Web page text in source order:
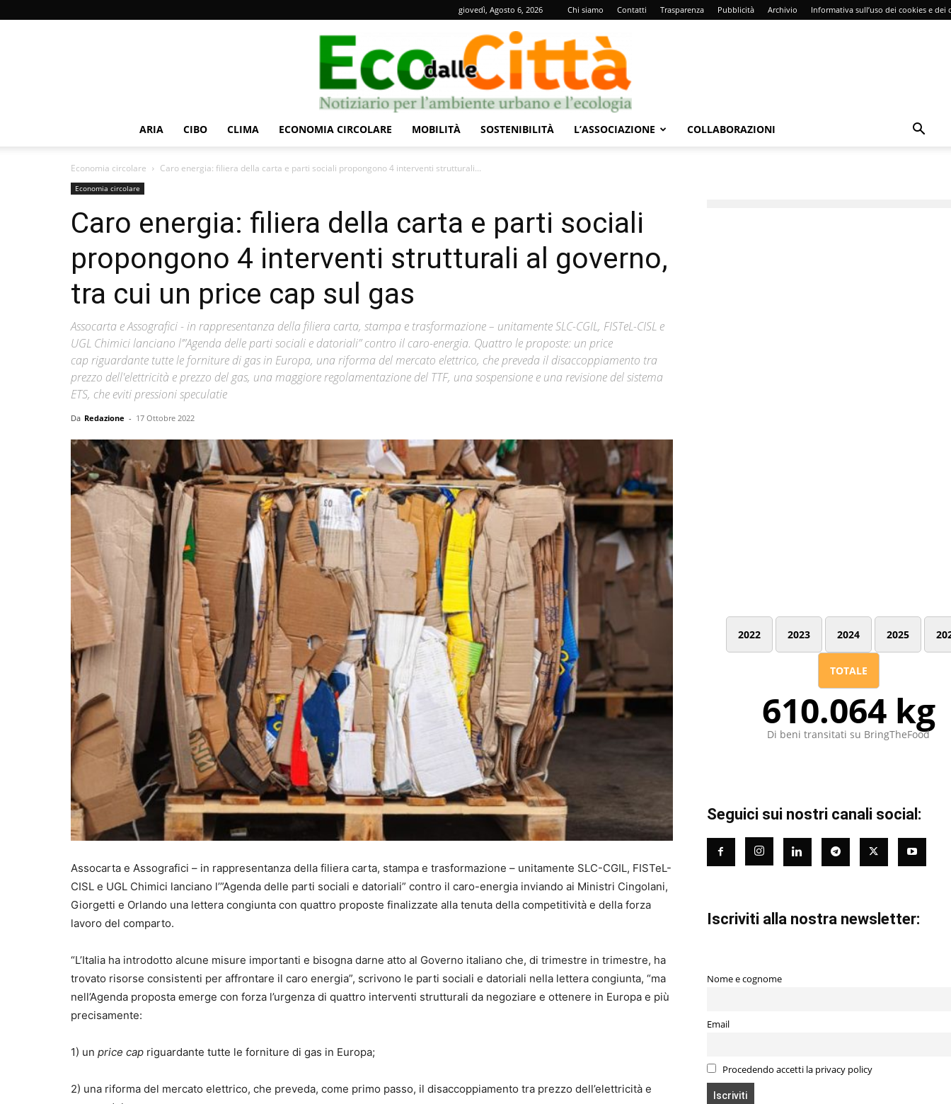
giovedì, Agosto 6, 2026 Chi siamo Contatti Trasparenza Pubblicità Archivio Informativa sull’uso dei cookies e dei
Città
ARIA CIBO CLIMA ECONOMIA CIRCOLARE MOBILITÀ SOSTENIBILITÀ L’ASSOCIAZIONE COLLABORAZIONI
Economia circolare Caro energia: filiera della carta e parti sociali propongono 4 interventi strutturali...
Economia circolare
Caro energia: filiera della carta e parti sociali
propongono 4 interventi strutturali al governo,
tra cui un price cap sul gas
Assocarta e Assografici - in rappresentanza della filiera carta, stampa e trasformazione – unitamente SLC-CGIL, FISTeL-CISL e
UGL Chimici lanciano l’”Agenda delle parti sociali e datoriali” contro il caro-energia. Quattro le proposte: un price
cap riguardante tutte le forniture di gas in Europa, una riforma del mercato elettrico, che preveda il disaccoppiamento tra
prezzo dell'elettricità e prezzo del gas, una maggiore regolamentazione del TTF, una sospensione e una revisione del sistema
ETS, che eviti pressioni speculatie
Da Redazione - 17 Ottobre 2022
Assocarta e Assografici – in rappresentanza della filiera carta, stampa e trasformazione – unitamente SLC-CGIL, FISTeL-
CISL e UGL Chimici lanciano l’”Agenda delle parti sociali e datoriali” contro il caro-energia inviando ai Ministri Cingolani,
Giorgetti e Orlando una lettera congiunta con quattro proposte finalizzate alla tenuta della competitività e della forza
lavoro del comparto.
“L’Italia ha introdotto alcune misure importanti e bisogna darne atto al Governo italiano che, di trimestre in trimestre, ha
trovato risorse consistenti per affrontare il caro energia”, scrivono le parti sociali e datoriali nella lettera congiunta, “ma
nell’Agenda proposta emerge con forza l’urgenza di quattro interventi strutturali da negoziare e ottenere in Europa e più
precisamente:
1) un price cap riguardante tutte le forniture di gas in Europa;
2) una riforma del mercato elettrico, che preveda, come primo passo, il disaccoppiamento tra prezzo dell’elettricità e
2022 2023 2024 2025
TOTALE
610.064 kg
Di beni transitati su BringTheFood
Seguici sui nostri canali social:
Iscriviti alla nostra newsletter:
Nome e cognome
Email
Procedendo accetti la privacy policy